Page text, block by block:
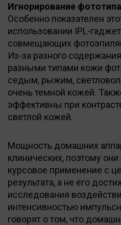
Игнорирование
Особенно показателен
использовании IPL-
совмещающих
Из-за разного
разными типами кожи
седым, рыжим,
очень темной кожей.
эффективны при
светлой кожей.
Мощность домашних
клинических, поэтому
курсовое применение с
результата, а не его
исследования
интенсивностью
говорят о том, что